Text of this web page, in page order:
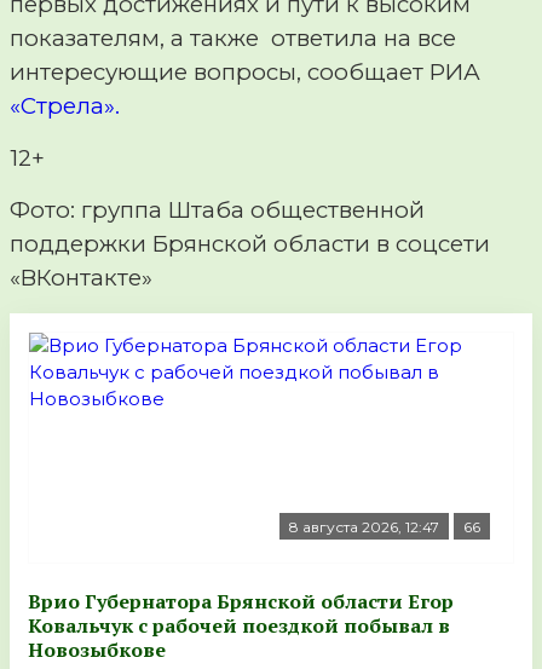
показателям, а также ответила на все
интересующие вопросы, сообщает РИА
«Стрела».
12+
Фото: группа Штаба общественной
поддержки Брянской области в соцсети
«ВКонтакте»
8 августа 2026, 12:47 66
Врио Губернатора Брянской области Егор
Ковальчук с рабочей поездкой побывал в
Новозыбкове